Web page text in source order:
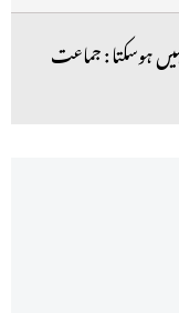
ہوسکتا : جماعت